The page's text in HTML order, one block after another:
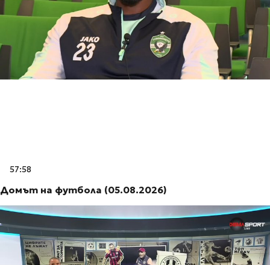
57:58
Домът на футбола (05.08.2026)